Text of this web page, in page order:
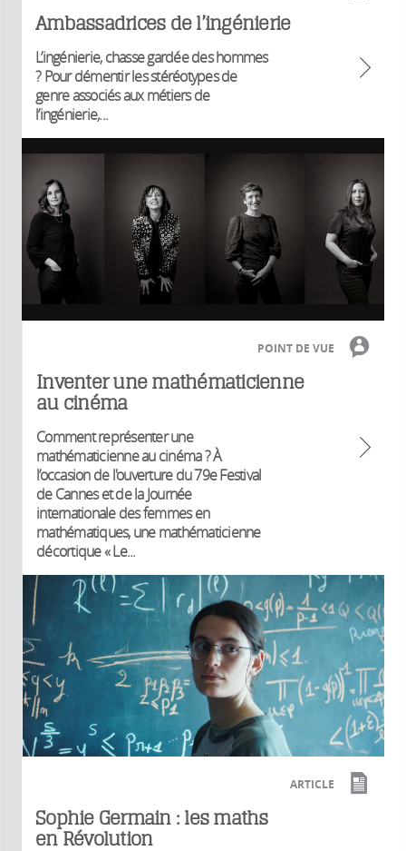
Ambassadrices de l’ingénierie
L’ingénierie, chasse gardée des hommes
? Pour démentir les stéréotypes de
genre associés aux métiers de
l’ingénierie,...
POINT DE VUE
Inventer une mathématicienne
au cinéma
Comment représenter une
mathématicienne au cinéma ? À
l’occasion de l'ouverture du 79e Festival
de Cannes et de la Journée
internationale des femmes en
mathématiques, une mathématicienne
décortique « Le...
ARTICLE
Sophie Germain : les maths
en Révolution